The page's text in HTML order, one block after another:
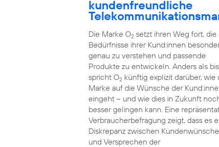
kundenfreundliche
Die Marke O2setzt ihren Weg fort, die
Bedürfnisse ihrer Kund:innen
genau zu verstehen und passende
Produkte zu entwickeln. Anders als
spricht O2künftig explizit darüber, wie
Marke auf die Wünsche der
eingeht – und wie dies in Zukunft
besser gelingen kann. Eine
Verbraucherbefragung zeigt, dass es
Diskrepanz zwischen
und Versprechen der